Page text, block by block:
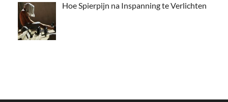
Hoe Spierpijn na Inspanning te Verlichten